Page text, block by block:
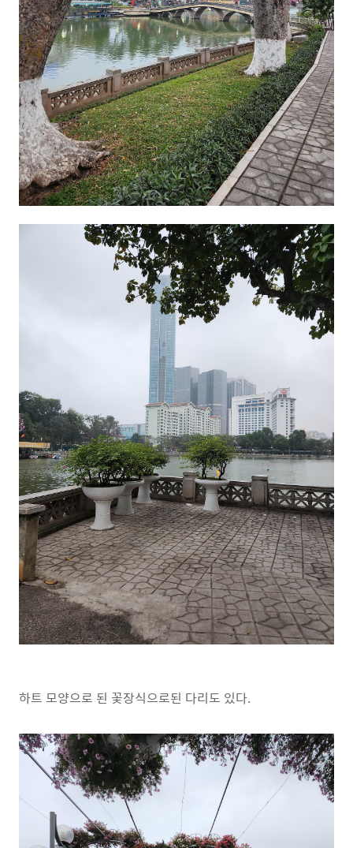
하트 모양으로 된 꽃장식으로된 다리도 있다.